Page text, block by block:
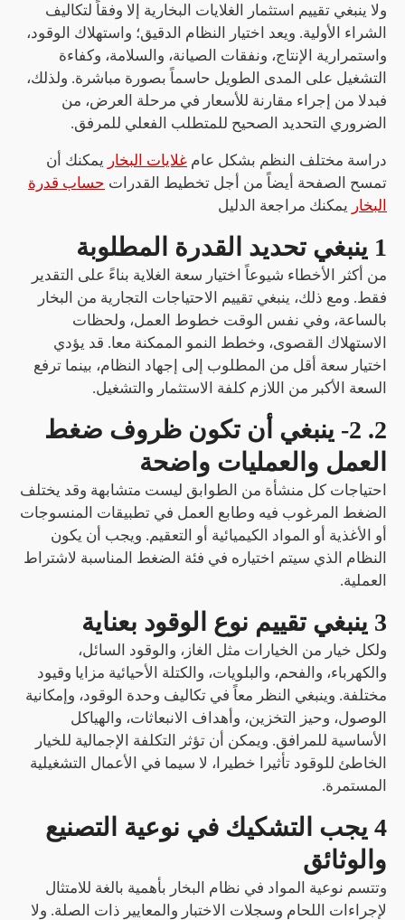
ولا ينبغي تقييم استثمار الغلايات البخارية إلا وفقاً لتكاليف
الشراء الأولية. ويعد اختيار النظام الدقيق؛ واستهلاك الوقود،
واستمرارية الإنتاج، ونفقات الصيانة، والسلامة، وكفاءة
التشغيل على المدى الطويل حاسماً بصورة مباشرة. ولذلك،
فبدلا من إجراء مقارنة للأسعار في مرحلة العرض، من
الضروري التحديد الصحيح للمتطلب الفعلي للمرفق.
دراسة مختلف النظم بشكل عام غلايات البخار يمكنك أن
تمسح الصفحة أيضاً من أجل تخطيط القدرات حساب قدرة
البخار يمكنك مراجعة الدليل
1 ينبغي تحديد القدرة المطلوبة
من أكثر الأخطاء شيوعاً اختيار سعة الغلاية بناءً على التقدير
فقط. ومع ذلك، ينبغي تقييم الاحتياجات التجارية من البخار
بالساعة، وفي نفس الوقت خطوط العمل، ولحظات
الاستهلاك القصوى، وخطط النمو الممكنة معا. قد يؤدي
اختيار سعة أقل من المطلوب إلى إجهاد النظام، بينما ترفع
السعة الأكبر من اللازم كلفة الاستثمار والتشغيل.
2. 2- ينبغي أن تكون ظروف ضغط
العمل والعمليات واضحة
احتياجات كل منشأة من الطوابق ليست متشابهة وقد يختلف
الضغط المرغوب فيه وطابع العمل في تطبيقات المنسوجات
أو الأغذية أو المواد الكيميائية أو التعقيم. ويجب أن يكون
النظام الذي سيتم اختياره في فئة الضغط المناسبة لاشتراط
العملية.
3 ينبغي تقييم نوع الوقود بعناية
ولكل خيار من الخيارات مثل الغاز، والوقود السائل،
والكهرباء، والفحم، والبلويات، والكتلة الأحيائية مزايا وقيود
مختلفة. وينبغي النظر معاً في تكاليف وحدة الوقود، وإمكانية
الوصول، وحيز التخزين، وأهداف الانبعاثات، والهياكل
الأساسية للمرافق. ويمكن أن تؤثر التكلفة الإجمالية للخيار
الخاطئ للوقود تأثيرا خطيرا، لا سيما في الأعمال التشغيلية
المستمرة.
4 يجب التشكيك في نوعية التصنيع
والوثائق
وتتسم نوعية المواد في نظام البخار بأهمية بالغة للامتثال
لإجراءات اللحام وسجلات الاختبار والمعايير ذات الصلة. ولا